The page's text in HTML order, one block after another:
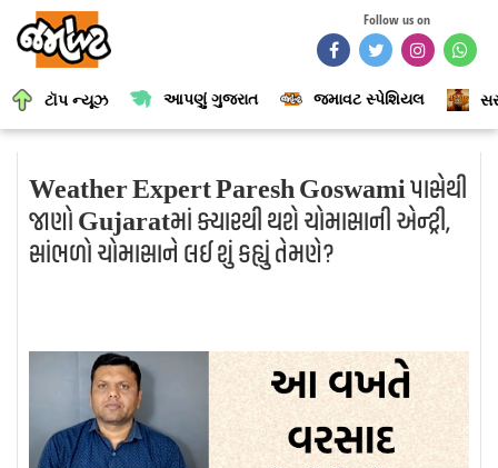
Follow us on
ટૉપ ન્યૂઝ આપણું ગુજરાત જમાવટ સ્પેશિયલ
Weather Expert Paresh Goswami પાસેથી
જાણો Gujaratમાં ક્યારથી થશે ચોમાસાની એન્ટ્રી,
સાંભળો ચોમાસાને લઈ શું કહ્યું તેમણે?